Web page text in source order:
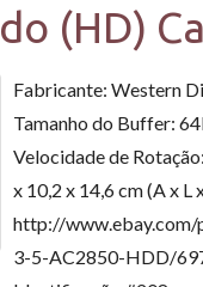
(HD)
Fabricante: Western
Tamanho do Buffer:
Velocidade de
x 10,2 x 14,6 cm (A x L
http://
3-5-AC2850-HDD/